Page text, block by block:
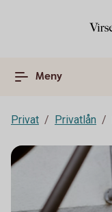
Meny
Privat Privatlån